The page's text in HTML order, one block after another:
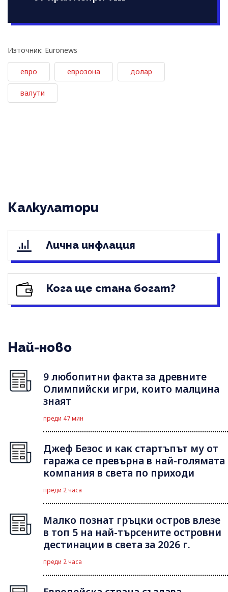
Източник: Euronews
евро еврозона долар
валути
Калкулатори
Лична инфлация
Кога ще стана богат?
Най-ново
9 любопитни факта за древните
Олимпийски игри, които малцина
знаят
преди 47 мин
Джеф Безос и как стартъпът му от
гаража се превърна в най-голямата
компания в света по приходи
преди 2 часа
Малко познат гръцки остров влезе
в топ 5 на най-търсените островни
дестинации в света за 2026 г.
преди 2 часа